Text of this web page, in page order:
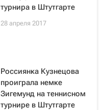
турнира в Штутгарте
28 апреля 2017
Россиянка Кузнецова
проиграла немке
Зигемунд на теннисном
турнире в Штутгарте